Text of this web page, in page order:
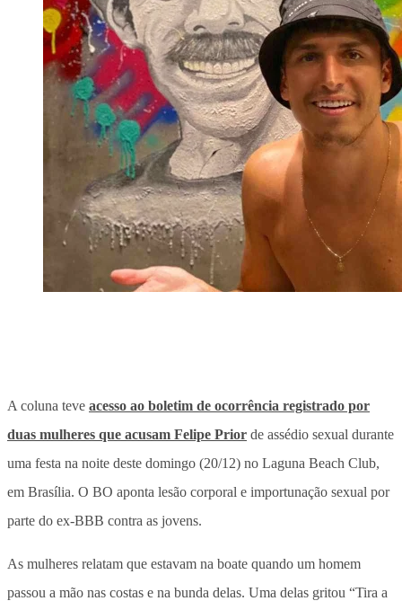
A coluna teve acesso ao boletim de ocorrência registrado por
duas mulheres que acusam Felipe Prior de assédio sexual durante
uma festa na noite deste domingo (20/12) no Laguna Beach Club,
em Brasília. O BO aponta lesão corporal e importunação sexual por
parte do ex-BBB contra as jovens.
As mulheres relatam que estavam na boate quando um homem
passou a mão nas costas e na bunda delas. Uma delas gritou “Tira a